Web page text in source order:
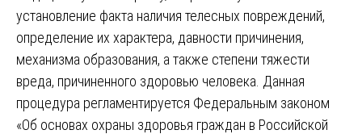
установление факта наличия телесных повреждений,
определение их характера, давности причинения,
механизма образования, а также степени тяжести
вреда, причиненного здоровью человека. Данная
процедура регламентируется Федеральным законом
«Об основах охраны здоровья граждан в Российской